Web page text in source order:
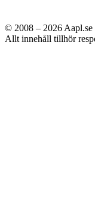
© 2008 – 2026
Allt innehåll tillhör